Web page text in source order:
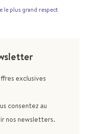
le plus grand respect
exclusives
consentez au
nos newsletters.